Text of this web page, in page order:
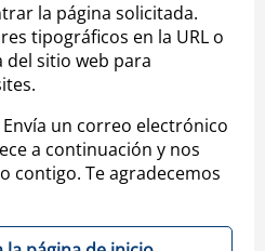
la página solicitada.
tipográficos en la URL o
sitio web para
un correo electrónico
a continuación y nos
contigo. Te agradecemos